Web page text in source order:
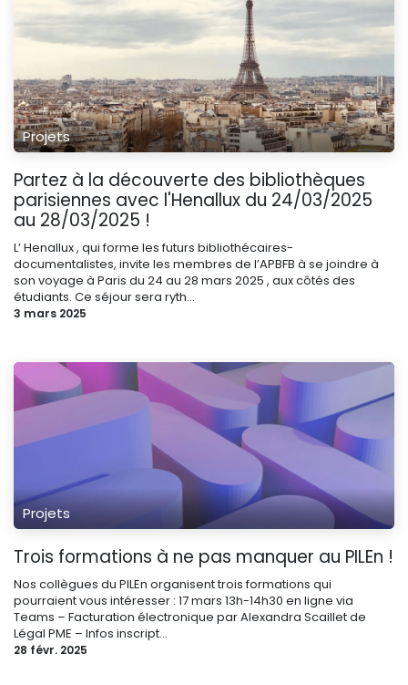
Projets
Partez à la découverte des bibliothèques
parisiennes avec l'Henallux du 24/03/2025
au 28/03/2025 !
L’ Henallux , qui forme les futurs bibliothécaires-
documentalistes, invite les membres de l’APBFB à se joindre à
son voyage à Paris du 24 au 28 mars 2025 , aux côtés des
étudiants. Ce séjour sera ryth...
3 mars 2025
Projets
Trois formations à ne pas manquer au PILEn !
Nos collègues du PILEn organisent trois formations qui
pourraient vous intéresser : 17 mars 13h-14h30 en ligne via
Teams – Facturation électronique par Alexandra Scaillet de
Légal PME – Infos inscript...
28 févr. 2025